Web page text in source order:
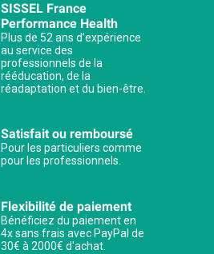
SISSEL France
Performance Health
Plus de 52 ans d’expérience
au service des
professionnels de la
rééducation, de la
réadaptation et du bien-être.
Satisfait ou remboursé
Pour les particuliers comme
pour les professionnels.
Flexibilité de paiement
Bénéficiez du paiement en
4x sans frais avec PayPal de
30€ à 2000€ d'achat.